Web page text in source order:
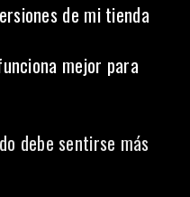
de mi tienda
mejor para
debe sentirse más